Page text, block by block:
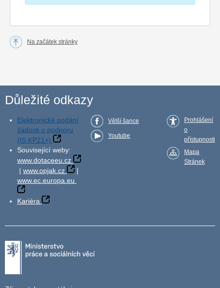
Na začátek stránky
Důležité odkazy
Elektronické podání
žádosti o podporu
(IS KP21+)
Související weby:
www.dotaceeu.cz
| www.opjak.cz
|
www.ec.europa.eu
Kariéra
Větší šance
Youtube
Prohlášení
o
přístupnosti
Mapa
Stránek